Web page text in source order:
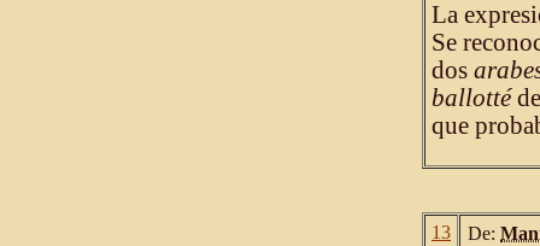
La
Se
dos
ballotté
que
13 De: